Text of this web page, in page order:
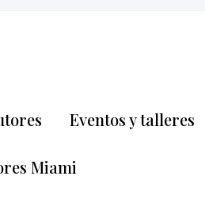
Eventos y talleres
Miami